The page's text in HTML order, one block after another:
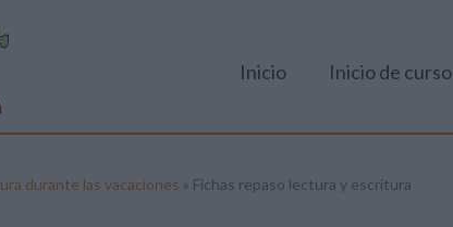
Inicio Inicio de curso
durante las vacaciones » Fichas repaso lectura y escritura